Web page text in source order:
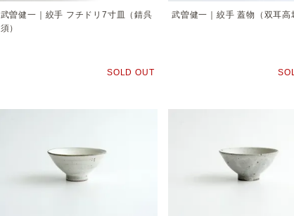
武曽健一｜絞手 フチドリ7寸皿（錆呉
須）
SOLD OUT
武曽健一｜絞手 蓋物（双耳高